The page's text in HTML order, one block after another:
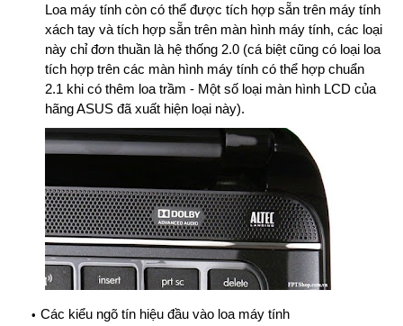
Loa máy tính còn có thể được tích hợp sẵn trên máy tính
xách tay và tích hợp sẵn trên màn hình máy tính, các loại
này chỉ đơn thuần là hệ thống 2.0 (cá biệt cũng có loại loa
tích hợp trên các màn hình máy tính có thể hợp chuẩn
2.1 khi có thêm loa trầm - Một số loại màn hình LCD của
hãng ASUS đã xuất hiện loại này).
Các kiểu ngõ tín hiệu đầu vào loa máy tính